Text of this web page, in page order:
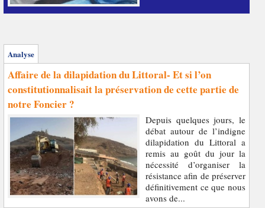
Analyse
Affaire de la dilapidation du Littoral- Et si l’on
constitutionnalisait la préservation de cette partie de
notre Foncier ?
Depuis quelques jours, le
débat autour de l’indigne
dilapidation du Littoral a
remis au goût du jour la
nécessité d’organiser la
résistance afin de préserver
définitivement ce que nous
avons de...